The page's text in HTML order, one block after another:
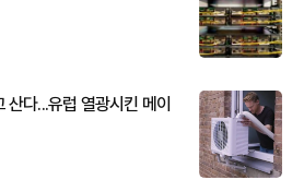
다...유럽 열광시킨 메이